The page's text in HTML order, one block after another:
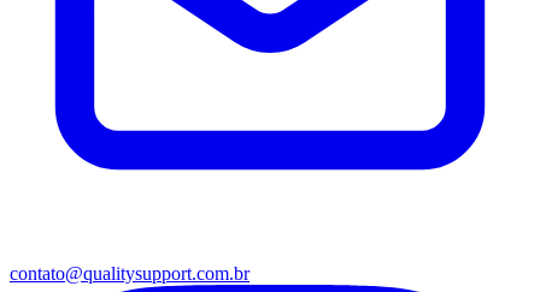
contato@qualitysupport.com.br